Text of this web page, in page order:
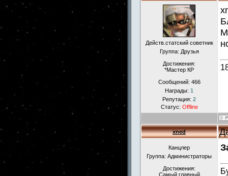
Действ.статский советник
Группа: Друзья
Достижения:
*Мастер КР
Сообщений: 466
Награды: 1
Репутация: 2
Статус: Offline
xned
Канцлер
Группа: Администраторы
Достижения:
Самый главный